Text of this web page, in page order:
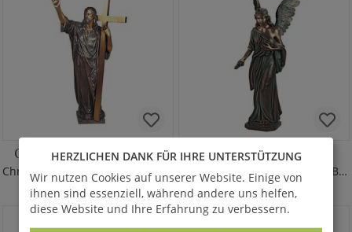
CHRISTUS MIT KREUZ
ab6.695,00 €*
ANGELO GRANDE
Große Engelsfigur mit Rosen Bronze
ab10.620,00 €
HERZLICHEN DANK FÜR IHRE UNTERSTÜTZUNG
Wir nutzen Cookies auf unserer Website. Einige von
ihnen sind essenziell, während andere uns helfen,
diese Website und Ihre Erfahrung zu verbessern.